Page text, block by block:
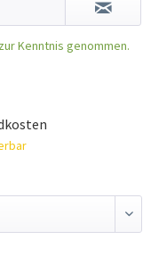
zur Kenntnis genommen.